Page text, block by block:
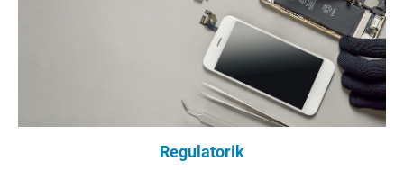
Regulatorik